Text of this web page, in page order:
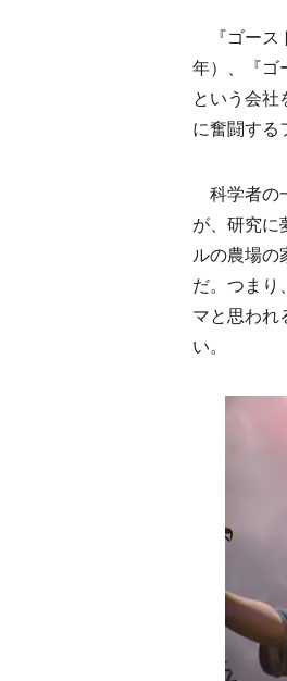
『ゴース
年）、『ゴ
という会
に奮闘する
科学者の
が、研究に
ルの農場の
だ。つまり
マと思われ
い。